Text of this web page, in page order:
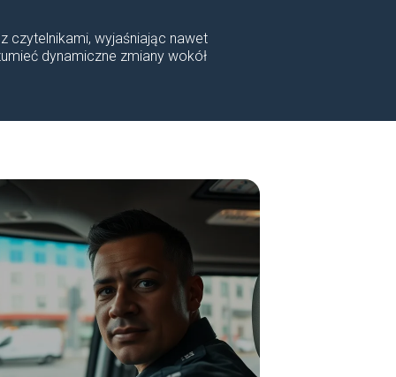
czytelnikami, wyjaśniając nawet
dynamiczne zmiany wokół